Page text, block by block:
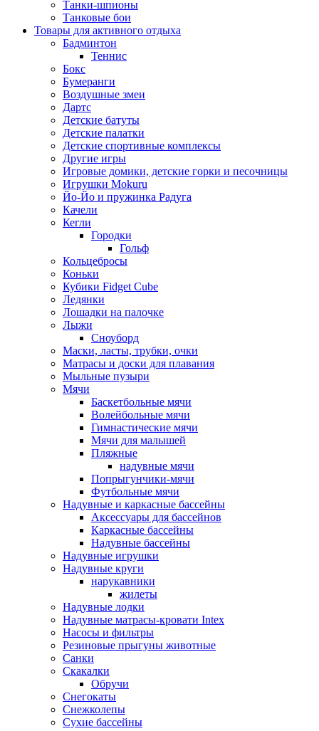
Танки-шпионы
Танковые бои
Товары для активного отдыха
Бадминтон
Теннис
Бокс
Бумеранги
Воздушные змеи
Дартс
Детские батуты
Детские палатки
Детские спортивные комплексы
Другие игры
Игровые домики, детские горки и песочницы
Игрушки Mokuru
Йо-Йо и пружинка Радуга
Качели
Кегли
Городки
Гольф
Кольцебросы
Коньки
Кубики Fidget Cube
Ледянки
Лошадки на палочке
Лыжи
Сноуборд
Маски, ласты, трубки, очки
Матрасы и доски для плавания
Мыльные пузыри
Мячи
Баскетбольные мячи
Волейбольные мячи
Гимнастические мячи
Мячи для малышей
Пляжные
надувные мячи
Попрыгунчики-мячи
Футбольные мячи
Надувные и каркасные бассейны
Аксессуары для бассейнов
Каркасные бассейны
Надувные бассейны
Надувные игрушки
Надувные круги
нарукавники
жилеты
Надувные лодки
Надувные матрасы-кровати Intex
Насосы и фильтры
Резиновые прыгуны животные
Санки
Скакалки
Обручи
Снегокаты
Снежколепы
Сухие бассейны